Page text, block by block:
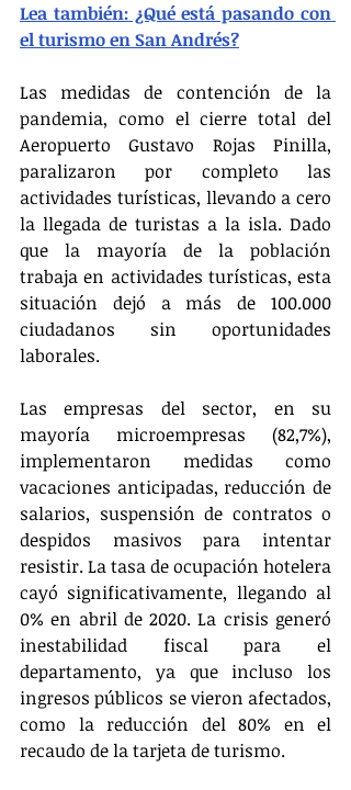
Lea también: ¿Qué está pasando con
el turismo en San Andrés?
Las medidas de contención de la
pandemia, como el cierre total del
Aeropuerto Gustavo Rojas Pinilla,
paralizaron por completo las
actividades turísticas, llevando a cero
la llegada de turistas a la isla. Dado
que la mayoría de la población
trabaja en actividades turísticas, esta
situación dejó a más de 100.000
ciudadanos sin oportunidades
laborales.
Las empresas del sector, en su
mayoría microempresas (82,7%),
implementaron medidas como
vacaciones anticipadas, reducción de
salarios, suspensión de contratos o
despidos masivos para intentar
resistir. La tasa de ocupación hotelera
cayó significativamente, llegando al
0% en abril de 2020. La crisis generó
inestabilidad fiscal para el
departamento, ya que incluso los
ingresos públicos se vieron afectados,
como la reducción del 80% en el
recaudo de la tarjeta de turismo.